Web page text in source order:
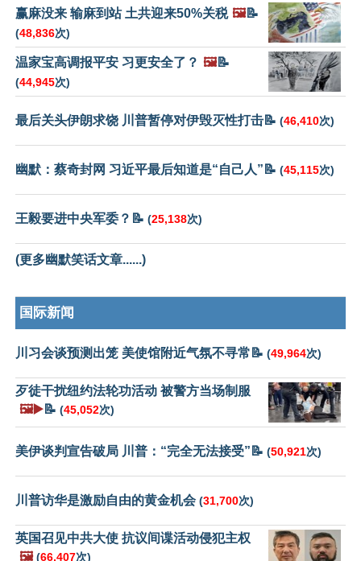
赢麻没来 输麻到站 土共迎来50%关税 🖼️📝
(48,836次)
温家宝高调报平安 习更安全了？ 🖼️📝
(44,945次)
最后关头伊朗求饶 川普暂停对伊毁灭性打击📝 (46,410次)
幽默：蔡奇封网 习近平最后知道是“自己人”📝 (45,115次)
王毅要进中央军委？📝 (25,138次)
(更多幽默笑话文章......)
国际新闻
川习会谈预测出笼 美使馆附近气氛不寻常📝 (49,964次)
歹徒干扰纽约法轮功活动 被警方当场制服
🖼️▶️📝 (45,052次)
美伊谈判宣告破局 川普：“完全无法接受”📝 (50,921次)
川普访华是激励自由的黄金机会 (31,700次)
英国召见中共大使 抗议间谍活动侵犯主权
🖼️ (66,407次)